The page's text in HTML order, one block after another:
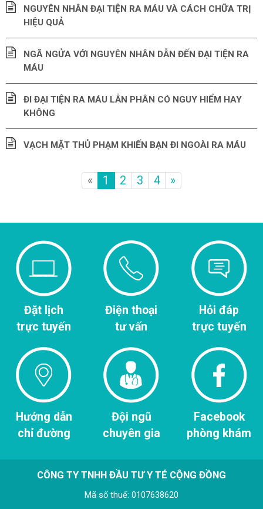
NGUYÊN NHÂN ĐẠI TIỆN RA MÁU VÀ CÁCH CHỮA TRỊ
HIỆU QUẢ
NGÃ NGỬA VỚI NGUYÊN NHÂN DẪN ĐẾN ĐẠI TIỆN RA
MÁU
ĐI ĐẠI TIỆN RA MÁU LẪN PHÂN CÓ NGUY HIỂM HAY
KHÔNG
VẠCH MẶT THỦ PHẠM KHIẾN BẠN ĐI NGOÀI RA MÁU
« 1 2 3 4 »
Đặt lịch
trực tuyến
Điện thoại
tư vấn
Hỏi đáp
trực tuyến
Hướng dẫn
chỉ đường
Đội ngũ
chuyên gia
Facebook
phòng khám
CÔNG TY TNHH ĐẦU TƯ Y TÉ CỘNG ĐỒNG
Mã số thuế: 0107638620